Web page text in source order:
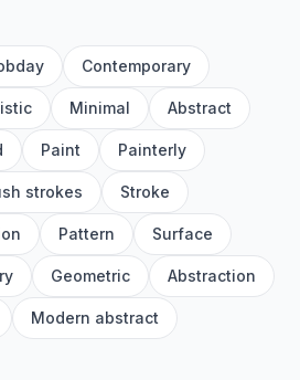
Contemporary
Minimal Abstract
Paint Painterly
strokes Stroke
Pattern Surface
Geometric Abstraction
Modern abstract